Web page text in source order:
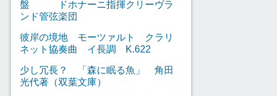
盤 ドホナーニ指揮クリーヴラ
ンド管弦楽団
彼岸の境地 モーツァルト クラリ
ネット協奏曲 イ長調 K.622
少し冗長？ 「森に眠る魚」 角田
光代著（双葉文庫）